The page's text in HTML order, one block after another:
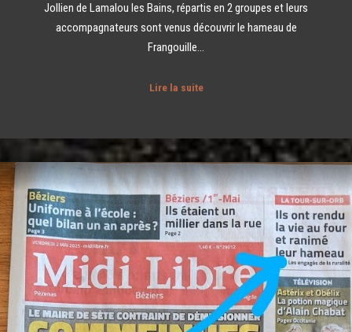
Jollien de Lamalou les Bains, répartis en 2 groupes et leurs
accompagnateurs sont venus découvrir le hameau de
Frangouille…
Lire la suite